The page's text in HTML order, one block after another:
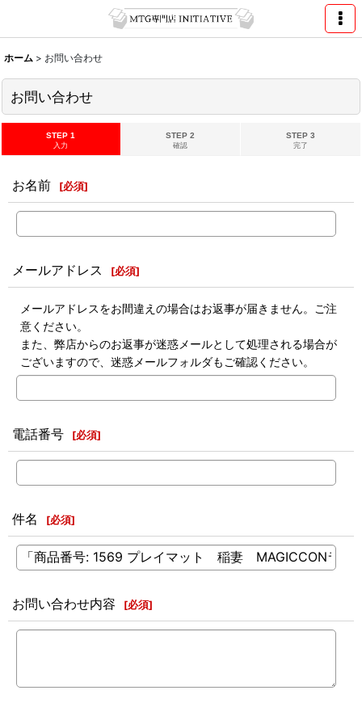
ホーム > お問い合わせ
お問い合わせ
STEP 1
入力
STEP 2
確認
STEP 3
完了
お名前 [必須]
メールアドレス [必須]
メールアドレスをお間違えの場合はお返事が届きません。ご注
意ください。
また、弊店からのお返事が迷惑メールとして処理される場合が
ございますので、迷惑メールフォルダもご確認ください。
電話番号 [必須]
件名 [必須]
お問い合わせ内容 [必須]